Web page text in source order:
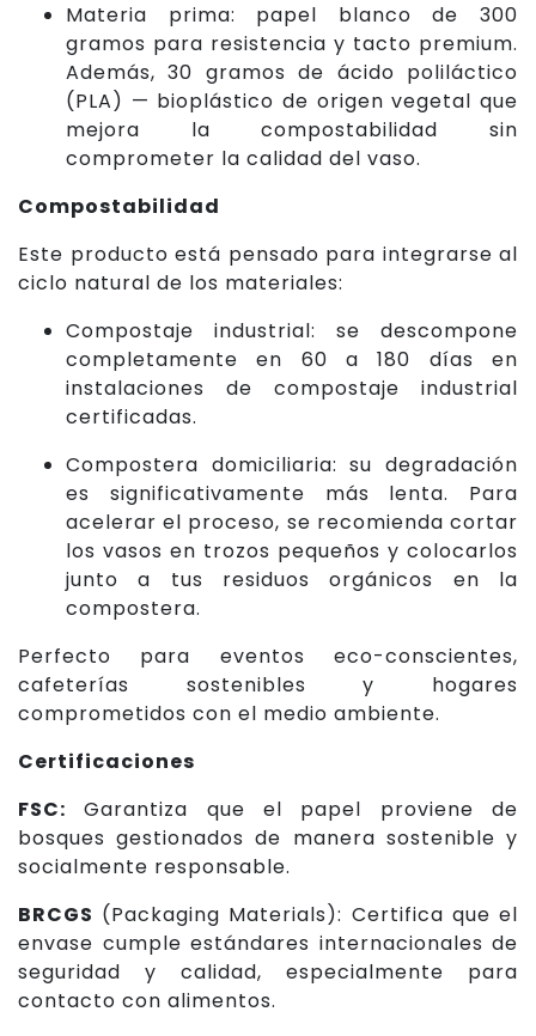
Materia prima: papel blanco de 300
gramos para resistencia y tacto premium.
Además, 30 gramos de ácido poliláctico
(PLA) — bioplástico de origen vegetal que
mejora la compostabilidad sin
comprometer la calidad del vaso.
Compostabilidad
Este producto está pensado para integrarse al
ciclo natural de los materiales:
Compostaje industrial: se descompone
completamente en 60 a 180 días en
instalaciones de compostaje industrial
certificadas.
Compostera domiciliaria: su degradación
es significativamente más lenta. Para
acelerar el proceso, se recomienda cortar
los vasos en trozos pequeños y colocarlos
junto a tus residuos orgánicos en la
compostera.
Perfecto para eventos eco-conscientes,
cafeterías sostenibles y hogares
comprometidos con el medio ambiente.
Certificaciones
FSC: Garantiza que el papel proviene de
bosques gestionados de manera sostenible y
socialmente responsable.
BRCGS (Packaging Materials): Certifica que el
envase cumple estándares internacionales de
seguridad y calidad, especialmente para
contacto con alimentos.